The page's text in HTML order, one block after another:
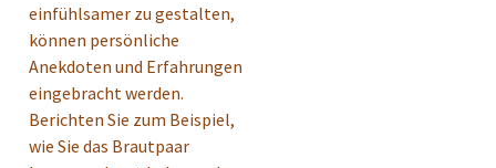
einfühlsamer zu gestalten,
können persönliche
Anekdoten und Erfahrungen
eingebracht werden.
Berichten Sie zum Beispiel,
wie Sie das Brautpaar